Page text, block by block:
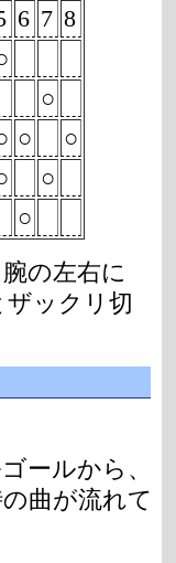
6 7 8
○
○
○
○
○
の左右に
ックリ切
ールから、
曲が流れて